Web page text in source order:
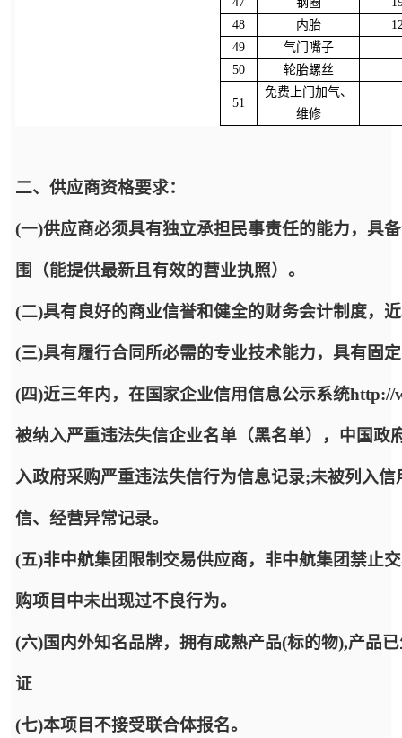
48
内胎
49
气门嘴子
50
轮胎螺丝
51
免费上门加气、
维修
二、供应商资格要求：
(一)供应商必须具有独立承担民事责任的能力，具
围（能提供最新且有效的营业执照）。
(二)具有良好的商业信誉和健全的财务会计制度，
(三)具有履行合同所必需的专业技术能力，具有固
(四)近三年内，在国家企业信用信息公示系统
被纳入严重违法失信企业名单（黑名单），中国政
入政府采购严重违法失信行为信息记录;未被列入
信、经营异常记录。
(五)非中航集团限制交易供应商，非中航集团禁止
购项目中未出现过不良行为。
(六)国内外知名品牌，拥有成熟产品(标的物),产品
证
(七)本项目不接受联合体报名。